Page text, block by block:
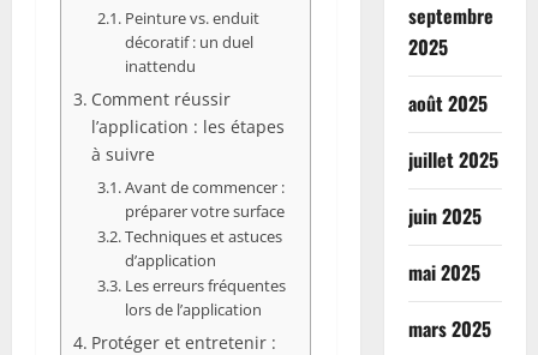
Peinture vs. enduit
décoratif : un duel
inattendu
Comment réussir
l’application : les étapes
à suivre
Avant de commencer :
préparer votre surface
Techniques et astuces
d’application
Les erreurs fréquentes
lors de l’application
Protéger et entretenir :
septembre
2025
août 2025
juillet 2025
juin 2025
mai 2025
mars 2025